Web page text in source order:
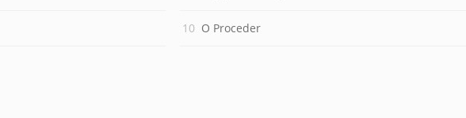
O Proceder